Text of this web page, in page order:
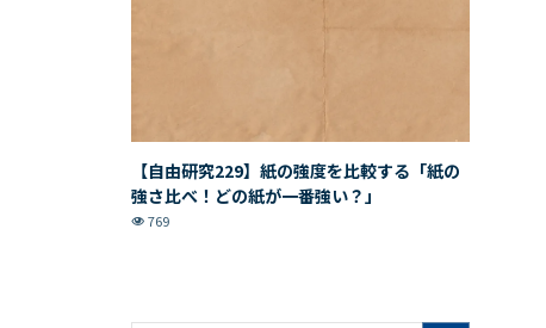
【自由研究229】紙の強度を比較する「紙の
強さ比べ！どの紙が一番強い？」
769